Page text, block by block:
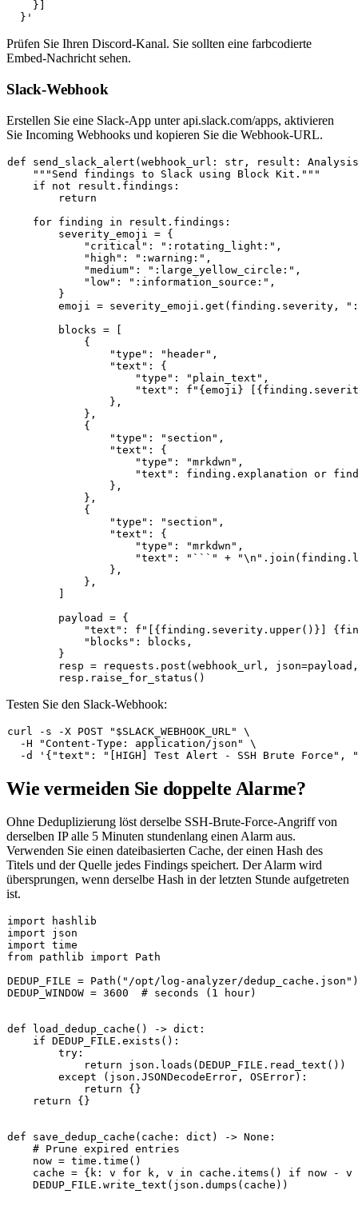
    }]
  }'
Prüfen Sie Ihren Discord-Kanal. Sie sollten eine farbcodierte
Embed-Nachricht sehen.
Slack-Webhook
Erstellen Sie eine Slack-App unter api.slack.com/apps, aktivieren
Sie Incoming Webhooks und kopieren Sie die Webhook-URL.
def send_slack_alert (webhook_url: str , result:
"""Send findings to Slack using Block Kit."""
if
not result.findings:
return
for finding in result.findings:
        severity_emoji = {
"critical" : ":rotating_light:" ,
"high" : ":warning:" ,
"medium" : ":large_yellow_circle:" ,
"low" : ":information_source:" ,
        }
        emoji = severity_emoji.get(finding.severity,
        blocks = [
            {
"type" : "header" ,
"text" : {
"type" : "plain_text" ,
"text" : f" {emoji} [
                },
            },
            {
"type" : "section" ,
"text" : {
"type" : "mrkdwn" ,
"text" : finding.explanation or
                },
            },
            {
"type" : "section" ,
"text" : {
"type" : "mrkdwn" ,
"text" : "```" + "\n"
                },
            },
        ]
        payload = {
"text" : f"[ {finding.severity.upper()} ]
"blocks" : blocks,
        }
resp = requests.post(webhook_url,
Testen Sie den Slack-Webhook:
curl -s -X POST " $SLACK_WEBHOOK_URL "
\
  -H
"Content-Type: application/json"
\
  -d
'{"text": "[HIGH] Test Alert - SSH Brute
Wie vermeiden Sie doppelte Alarme?
Ohne Deduplizierung löst derselbe SSH-Brute-Force-Angriff von
derselben IP alle 5 Minuten stundenlang einen Alarm aus.
Verwenden Sie einen dateibasierten Cache, der einen Hash des
Titels und der Quelle jedes Findings speichert. Der Alarm wird
übersprungen, wenn derselbe Hash in der letzten Stunde aufgetreten
ist.
import
import
import
from pathlib import Path
DEDUP_FILE = Path( "/opt/log-analyzer/dedup_cache.json" )
DEDUP_WINDOW = 3600 # seconds (1 hour)
def load_dedup_cache () -> dict :
if DEDUP_FILE.exists():
try :
return json.loads(DEDUP_FILE.read_text())
except (json.JSONDecodeError, OSError):
return {}
return {}
def save_dedup_cache ( cache: dict ) -> None :
# Prune expired entries
    now = time.time()
    cache = {k: v
for k, v in cache.items() if now - v <
    DEDUP_FILE.write_text(json.dumps(cache))